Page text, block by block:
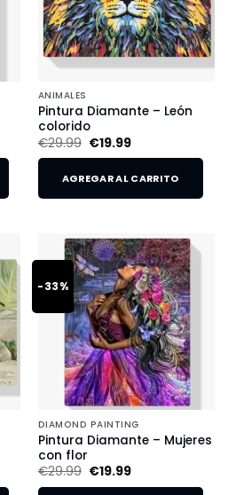
ANIMALES
Pintura Diamante – León
colorido
€29.99 €19.99
AGREGAR AL CARRITO
-33%
DIAMOND PAINTING
Pintura Diamante – Mujeres
con flor
€29.99 €19.99